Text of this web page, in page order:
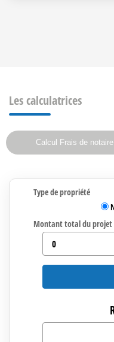
Les calculatrices
Calcul Frais de notaire